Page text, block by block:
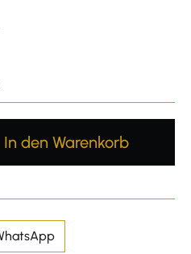
Gib den
In den Warenkorb